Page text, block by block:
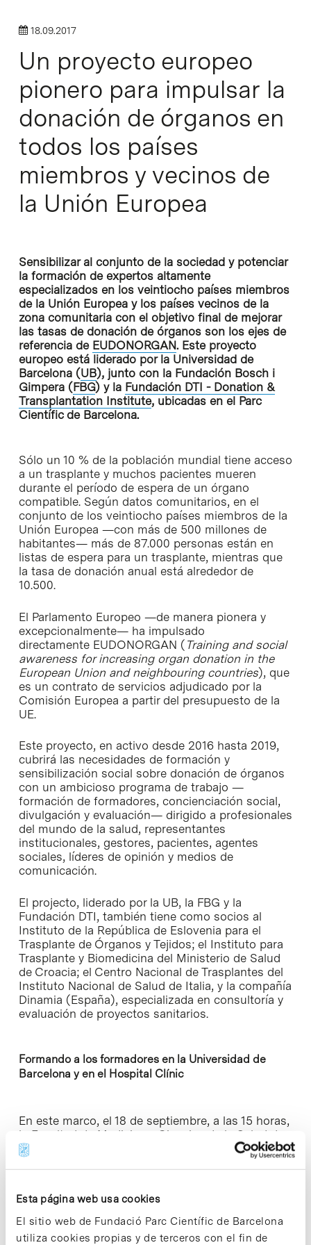
Esta página web usa cookies
El sitio web de Fundació Parc Científic de Barcelona
utiliza cookies propias y de terceros con el fin de
18.09.2017
Un proyecto europeo
pionero para impulsar la
donación de órganos en
todos los países
miembros y vecinos de
la Unión Europea
Sensibilizar al conjunto de la sociedad y potenciar
la formación de expertos altamente
especializados en los veintiocho países miembros
de la Unión Europea y los países vecinos de la
zona comunitaria con el objetivo final de mejorar
las tasas de donación de órganos son los ejes de
referencia de EUDONORGAN. Este proyecto
europeo está liderado por la Universidad de
Barcelona (UB), junto con la Fundación Bosch i
Gimpera (FBG) y la Fundación DTI - Donation &
Transplantation Institute, ubicadas en el Parc
Científic de Barcelona.
Sólo un 10 % de la población mundial tiene acceso
a un trasplante y muchos pacientes mueren
durante el período de espera de un órgano
compatible. Según datos comunitarios, en el
conjunto de los veintiocho países miembros de la
Unión Europea —con más de 500 millones de
habitantes— más de 87.000 personas están en
listas de espera para un trasplante, mientras que
la tasa de donación anual está alrededor de
10.500.
El Parlamento Europeo —de manera pionera y
excepcionalmente— ha impulsado
directamente EUDONORGAN ( Training and social
awareness for increasing organ donation in the
European Union and neighbouring countries), que
es un contrato de servicios adjudicado por la
Comisión Europea a partir del presupuesto de la
UE.
Este proyecto, en activo desde 2016 hasta 2019,
cubrirá las necesidades de formación y
sensibilización social sobre donación de órganos
con un ambicioso programa de trabajo —
formación de formadores, concienciación social,
divulgación y evaluación— dirigido a profesionales
del mundo de la salud, representantes
institucionales, gestores, pacientes, agentes
sociales, líderes de opinión y medios de
comunicación.
El projecto, liderado por la UB, la FBG y la
Fundación DTI, también tiene como socios al
Instituto de la República de Eslovenia para el
Trasplante de Órganos y Tejidos; el Instituto para
Trasplante y Biomedicina del Ministerio de Salud
de Croacia; el Centro Nacional de Trasplantes del
Instituto Nacional de Salud de Italia, y la compañía
Dinamia (España), especializada en consultoría y
evaluación de proyectos sanitarios.
Formando a los formadores en la Universidad de
Barcelona y en el Hospital Clínic
En este marco, el 18 de septiembre, a las 15 horas,
la Facultad de Medicina y Ciencias de la Salud de
la Universidad de Barcelona acoge la primera
sesión de las jornadas presenciales del programa
DTI, este bloque de trabajo reunirá a más de un
centenar de asistentes de los veintiocho estados
miembros de la Unión Europea, del 18 al 22 de